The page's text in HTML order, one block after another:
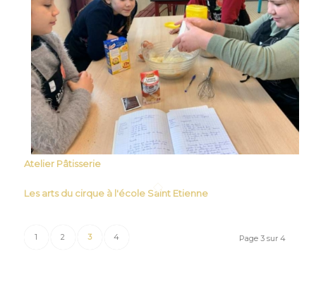
Atelier Pâtisserie
Les arts du cirque à l'école Saint Etienne
Page 3 sur 4
1 2 3 4